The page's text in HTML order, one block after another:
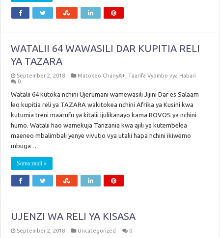
WATALII 64 WAWASILI DAR KUPITIA RELI
YA TAZARA
September 2, 2018 Matokeo ChanyA+ ,Taarifa Vyombo vya Habari
0
Watalii 64 kutoka nchini Ujerumani wamewasili Jijini Dar es Salaam
leo kupitia reli ya TAZARA wakitokea nchini Afrika ya Kusini kwa
kutumia treni maarufu ya kitalii ijulikanayo kama ROVOS ya nchini
humo. Watalii hao wamekuja Tanzania kwa ajili ya kutembelea
maeneo mbalimbali yenye vivutio vya utalii hapa nchini ikiwemo
mbuga …
Soma zaidi »
UJENZI WA RELI YA KISASA
September 2, 2018 Uncategorized 0